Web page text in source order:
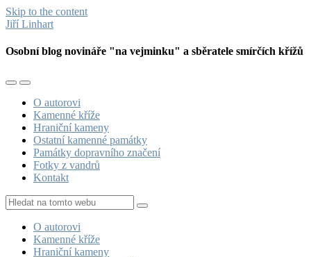
Skip to the content
Jiří Linhart
Osobní blog novináře "na vejminku" a sběratele smírčích křížů
Toggle
mobile
menu
Toggle
the
search
field
O autorovi
Kamenné kříže
Hraniční kameny
Ostatní kamenné památky
Památky dopravního značení
Fotky z vandrů
Kontakt
Hledat
O autorovi
Kamenné kříže
Hraniční kameny